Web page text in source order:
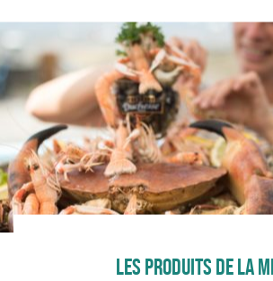
LES PRODUITS DE LA